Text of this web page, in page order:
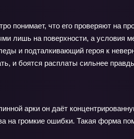
понимает, что его проверяют на
лишь на поверхности, а условия
и подталкивающий героя к
и боятся расплаты сильнее
арки он даёт
громкие ошибки. Такая форма